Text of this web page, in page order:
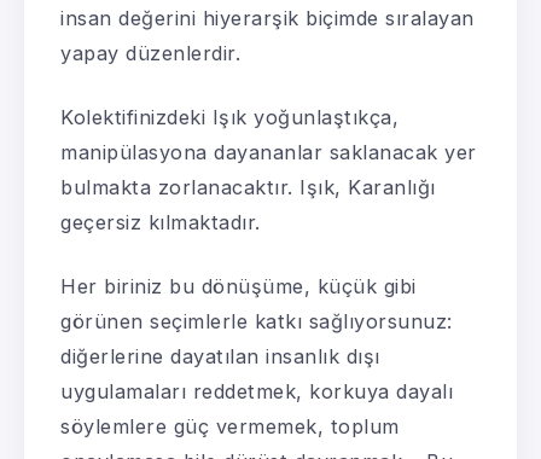
insan değerini hiyerarşik biçimde sıralayan
yapay düzenlerdir.
Kolektifinizdeki Işık yoğunlaştıkça,
manipülasyona dayananlar saklanacak yer
bulmakta zorlanacaktır. Işık, Karanlığı
geçersiz kılmaktadır.
Her biriniz bu dönüşüme, küçük gibi
görünen seçimlerle katkı sağlıyorsunuz:
diğerlerine dayatılan insanlık dışı
uygulamaları reddetmek, korkuya dayalı
söylemlere güç vermemek, toplum